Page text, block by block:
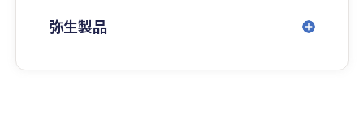
弥生製品